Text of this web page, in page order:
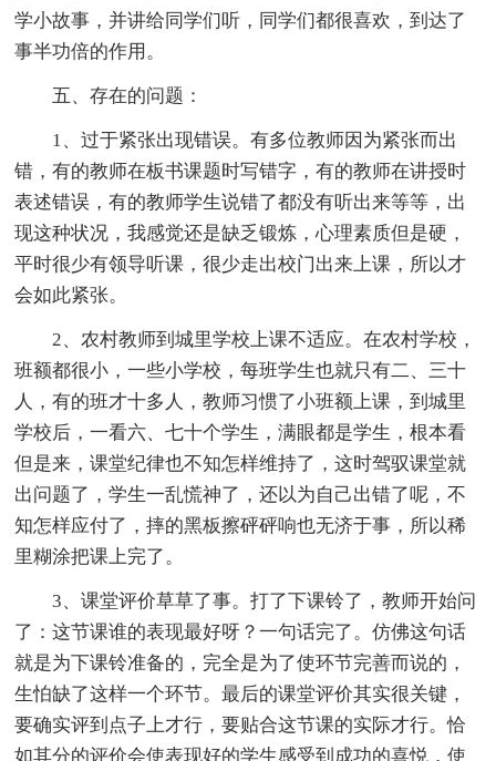
学小故事，并讲给同学们听，同学们都很喜欢，到达了
事半功倍的作用。
五、存在的问题：
1、过于紧张出现错误。有多位教师因为紧张而出
错，有的教师在板书课题时写错字，有的教师在讲授时
表述错误，有的教师学生说错了都没有听出来等等，出
现这种状况，我感觉还是缺乏锻炼，心理素质但是硬，
平时很少有领导听课，很少走出校门出来上课，所以才
会如此紧张。
2、农村教师到城里学校上课不适应。在农村学校，
班额都很小，一些小学校，每班学生也就只有二、三十
人，有的班才十多人，教师习惯了小班额上课，到城里
学校后，一看六、七十个学生，满眼都是学生，根本看
但是来，课堂纪律也不知怎样维持了，这时驾驭课堂就
出问题了，学生一乱慌神了，还以为自己出错了呢，不
知怎样应付了，摔的黑板擦砰砰响也无济于事，所以稀
里糊涂把课上完了。
3、课堂评价草草了事。打了下课铃了，教师开始问
了：这节课谁的表现最好呀？一句话完了。仿佛这句话
就是为下课铃准备的，完全是为了使环节完善而说的，
生怕缺了这样一个环节。最后的课堂评价其实很关键，
要确实评到点子上才行，要贴合这节课的实际才行。恰
如其分的评价会使表现好的学生感受到成功的喜悦，使